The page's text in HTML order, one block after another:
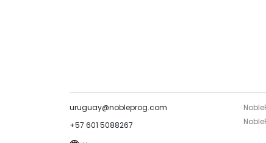
uruguay@nobleprog.com
+57 601 5088267